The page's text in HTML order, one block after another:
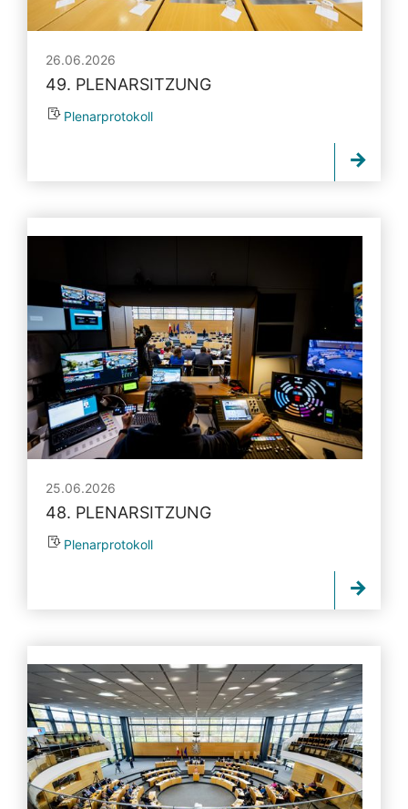
26.06.2026
49. PLENARSITZUNG
Plenarprotokoll
25.06.2026
48. PLENARSITZUNG
Plenarprotokoll